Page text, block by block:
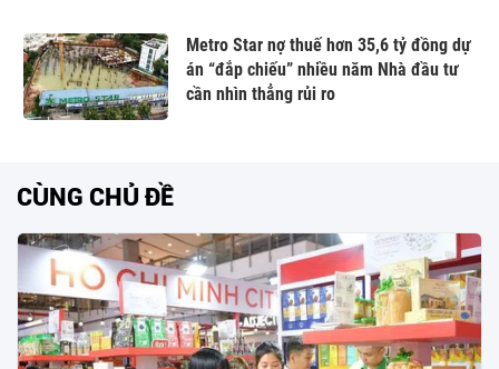
Metro Star nợ thuế hơn 35,6 tỷ đồng dự
án “đắp chiếu” nhiều năm Nhà đầu tư
cần nhìn thẳng rủi ro
CÙNG CHỦ ĐỀ